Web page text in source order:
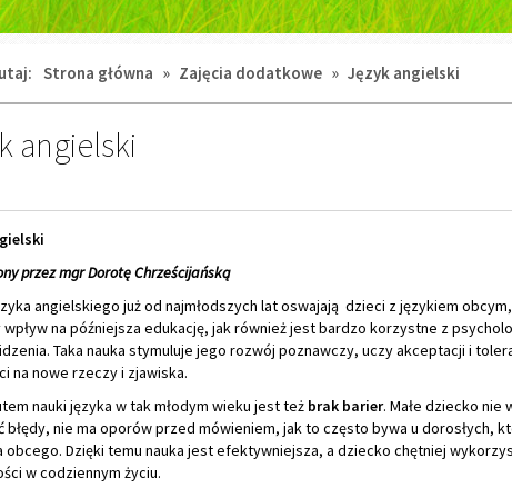
Strona główna » Zajęcia dodatkowe » Język angielski
angielski
przez mgr Dorotę Chrześcijańską
angielskiego już od najmłodszych lat oswajają dzieci z językiem
wpływ na późniejsza edukację, jak również jest bardzo korzystne z
Taka nauka stymuluje jego rozwój poznawczy, uczy akceptacji i
na nowe rzeczy i zjawiska.
nauki języka w tak młodym wieku jest też brak barier. Małe dziecko nie
błędy, nie ma oporów przed mówieniem, jak to często bywa u dorosłych,
obcego. Dzięki temu nauka jest efektywniejsza, a dziecko chętniej
w codziennym życiu.